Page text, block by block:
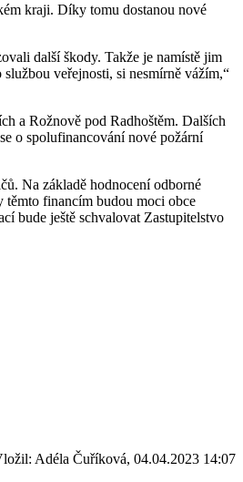
kraji. Díky tomu dostanou nové
další škody. Takže je namístě jim
veřejnosti, si nesmírně vážím,“
a Rožnově pod Radhoštěm. Dalších
o spolufinancování nové požární
Na základě hodnocení odborné
těmto financím budou moci obce
bude ještě schvalovat Zastupitelstvo
Adéla Čuříková, 04.04.2023 14:07